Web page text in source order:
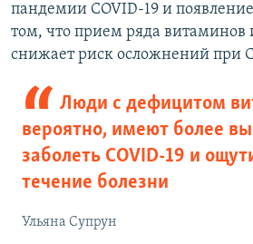
пандемии COVID-19 и
том, что прием ряда витаминов
снижает риск осложнений при
Люди с дефицитом
вероятно, имеют более
заболеть COVID-19 и
течение болезни
Ульяна Супрун